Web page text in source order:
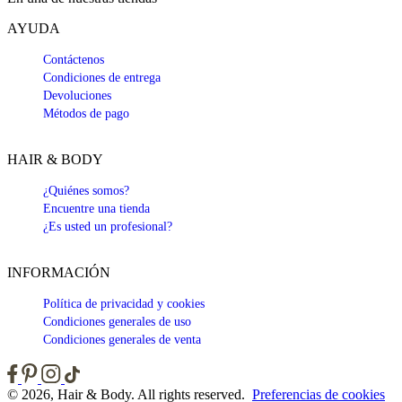
AYUDA
Contáctenos
Condiciones de entrega
Devoluciones
Métodos de pago
HAIR & BODY
¿Quiénes somos?
Encuentre una tienda
¿Es usted un profesional?
INFORMACIÓN
Política de privacidad y cookies
Condiciones generales de uso
Condiciones generales de venta
© 2026, Hair & Body. All rights reserved. Preferencias de cookies